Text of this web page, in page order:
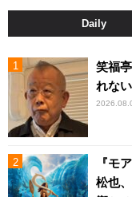
Daily
笑福
れな
『モ
松也